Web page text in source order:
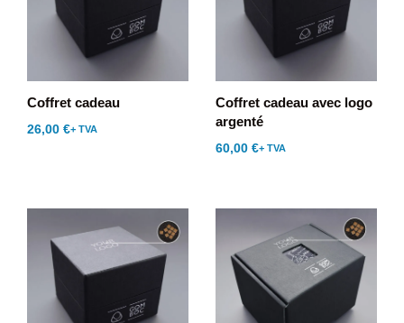
Coffret cadeau
26,00 €+ TVA
Coffret cadeau avec logo
argenté
60,00 €+ TVA